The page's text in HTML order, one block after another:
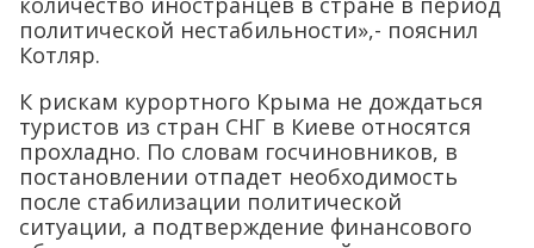
политической нестабильности»,- пояснил
Котляр.
К рискам курортного Крыма не дождаться
туристов из стран СНГ в Киеве относятся
прохладно. По словам госчиновников, в
постановлении отпадет необходимость
после стабилизации политической
ситуации, а подтверждение финансового